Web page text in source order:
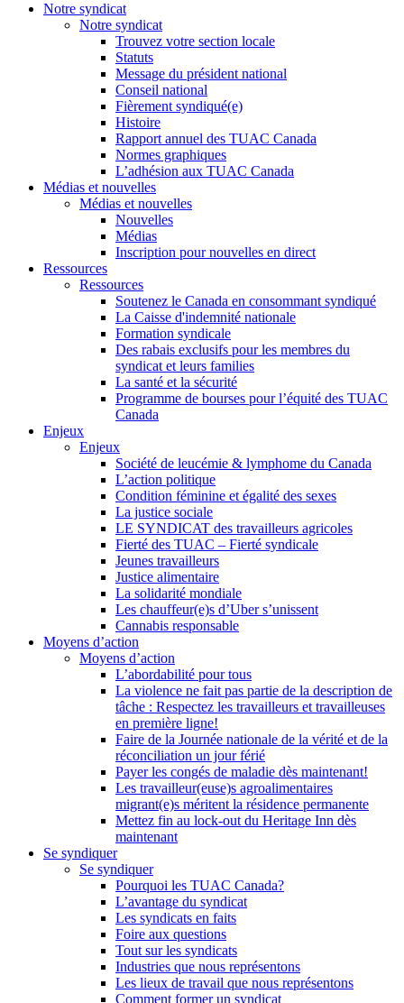
Notre syndicat
Notre syndicat
Trouvez votre section locale
Statuts
Message du président national
Conseil national
Fièrement syndiqué(e)
Histoire
Rapport annuel des TUAC Canada
Normes graphiques
L’adhésion aux TUAC Canada
Médias et nouvelles
Médias et nouvelles
Nouvelles
Médias
Inscription pour nouvelles en direct
Ressources
Ressources
Soutenez le Canada en consommant syndiqué
La Caisse d'indemnité nationale
Formation syndicale
Des rabais exclusifs pour les membres du
syndicat et leurs families
La santé et la sécurité
Programme de bourses pour l’équité des TUAC
Canada
Enjeux
Enjeux
Société de leucémie & lymphome du Canada
L’action politique
Condition féminine et égalité des sexes
La justice sociale
LE SYNDICAT des travailleurs agricoles
Fierté des TUAC – Fierté syndicale
Jeunes travailleurs
Justice alimentaire
La solidarité mondiale
Les chauffeur(e)s d’Uber s’unissent
Cannabis responsable
Moyens d’action
Moyens d’action
L’abordabilité pour tous
La violence ne fait pas partie de la description de
tâche : Respectez les travailleurs et travailleuses
en première ligne!
Faire de la Journée nationale de la vérité et de la
réconciliation un jour férié
Payer les congés de maladie dès maintenant!
Les travailleur(euse)s agroalimentaires
migrant(e)s méritent la résidence permanente
Mettez fin au lock-out du Heritage Inn dès
maintenant
Se syndiquer
Se syndiquer
Pourquoi les TUAC Canada?
L’avantage du syndicat
Les syndicats en faits
Foire aux questions
Tout sur les syndicats
Industries que nous représentons
Les lieux de travail que nous représentons
Comment former un syndicat